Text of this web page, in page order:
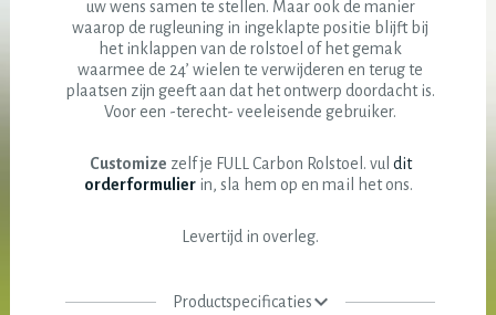
uw wens samen te stellen. Maar ook de manier
waarop de rugleuning in ingeklapte positie blijft bij
het inklappen van de rolstoel of het gemak
waarmee de 24’ wielen te verwijderen en terug te
plaatsen zijn geeft aan dat het ontwerp doordacht is.
Voor een -terecht- veeleisende gebruiker.
Customize zelf je FULL Carbon Rolstoel. vul dit
orderformulier in, sla hem op en mail het ons.
Levertijd in overleg.
Productspecificaties